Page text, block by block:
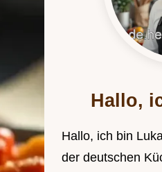
Hallo,
Hallo, ich bin
der deutschen